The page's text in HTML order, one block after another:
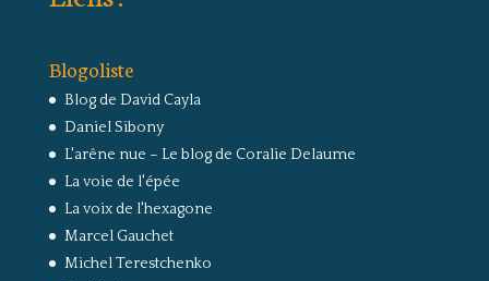
Blogoliste
Blog de David Cayla
Daniel Sibony
L'arêne nue – Le blog de Coralie Delaume
La voie de l'épée
La voix de l'hexagone
Marcel Gauchet
Michel Terestchenko